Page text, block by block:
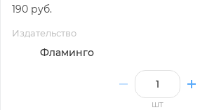
190 руб.
Издательство
Фламинго
шт